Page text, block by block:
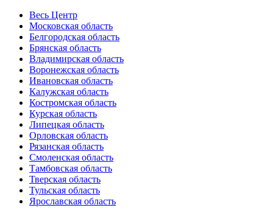
Весь Центр
Московская область
Белгородская область
Брянская область
Владимирская область
Воронежская область
Ивановская область
Калужская область
Костромская область
Курская область
Липецкая область
Орловская область
Рязанская область
Смоленская область
Тамбовская область
Тверская область
Тульская область
Ярославская область